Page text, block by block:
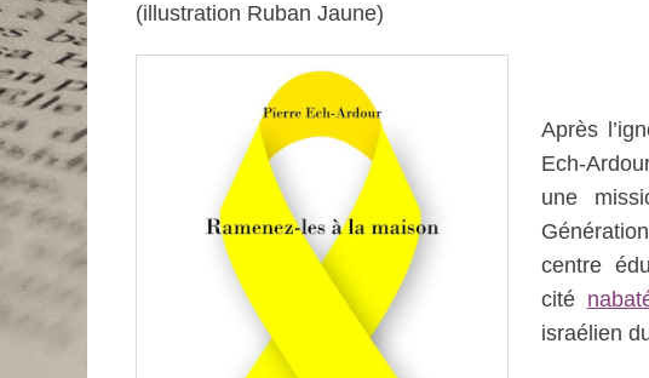
(illustration Ruban Jaune)
Après
Ech-
une
centre
cité
israélien